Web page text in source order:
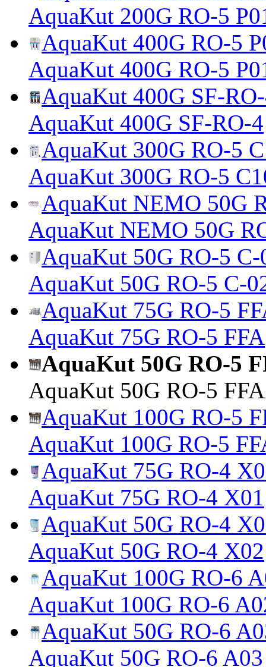
AquaKut 200G RO-5
AquaKut 400G RO-5
AquaKut 400G RO-5
AquaKut 400G SF-
AquaKut 400G SF-RO-4
AquaKut 300G RO-5
AquaKut 300G RO-5
AquaKut NEMO 50G
AquaKut NEMO 50G
AquaKut 50G RO-5 С-
AquaKut 50G RO-5 С-
AquaKut 75G RO-5
AquaKut 75G RO-5 FFA
AquaKut 50G RO-5
AquaKut 50G RO-5 FFA
AquaKut 100G RO-5
AquaKut 100G RO-5
AquaKut 75G RO-4
AquaKut 75G RO-4 X01
AquaKut 50G RO-4
AquaKut 50G RO-4 X02
AquaKut 100G RO-6
AquaKut 100G RO-6
AquaKut 50G RO-6
AquaKut 50G RO-6 A03